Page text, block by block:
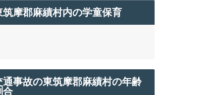
筑摩郡麻績村内の学童保育
通事故の東筑摩郡麻績村の年齢
合